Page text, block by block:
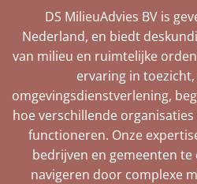
DS MilieuAdvies BV is
Nederland, en biedt
van milieu en ruimtelijke
ervaring in
omgevingsdienstverlening,
hoe verschillende
functioneren. Onze
bedrijven en gemeenten
navigeren door complexe